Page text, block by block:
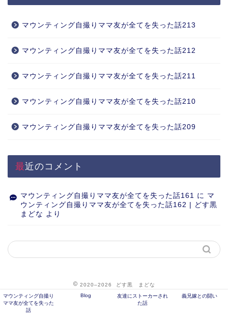
マウンティング自撮りママ友が全てを失った話213
マウンティング自撮りママ友が全てを失った話212
マウンティング自撮りママ友が全てを失った話211
マウンティング自撮りママ友が全てを失った話210
マウンティング自撮りママ友が全てを失った話209
最近のコメント
マウンティング自撮りママ友が全てを失った話161 に マ
ウンティング自撮りママ友が全てを失った話162 | どす黒
まどな より
2020–2026 どす黒 まどな
マウンティング自撮り
ママ友が全てを失った
話
Blog
友達にストーカーされ
た話
義兄嫁との闘い